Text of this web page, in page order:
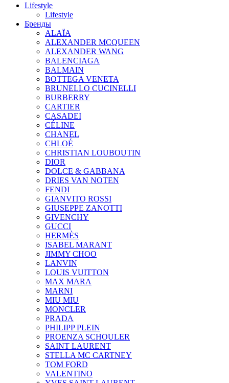
Lifestyle
Lifestyle
Бренды
ALAÏA
ALEXANDER MCQUEEN
ALEXANDER WANG
BALENCIAGA
BALMAIN
BOTTEGA VENETA
BRUNELLO CUCINELLI
BURBERRY
CARTIER
CASADEI
CÉLINE
CHANEL
CHLOÉ
CHRISTIAN LOUBOUTIN
DIOR
DOLCE & GABBANA
DRIES VAN NOTEN
FENDI
GIANVITO ROSSI
GIUSEPPE ZANOTTI
GIVENCHY
GUCCI
HERMÈS
ISABEL MARANT
JIMMY CHOO
LANVIN
LOUIS VUITTON
MAX MARA
MARNI
MIU MIU
MONCLER
PRADA
PHILIPP PLEIN
PROENZA SCHOULER
SAINT LAURENT
STELLA MC CARTNEY
TOM FORD
VALENTINO